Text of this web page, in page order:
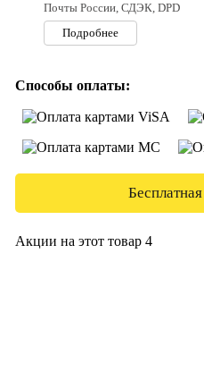
Почты России, СДЭК, DPD
Подробнее
Способы оплаты:
Акции на этот товар 4